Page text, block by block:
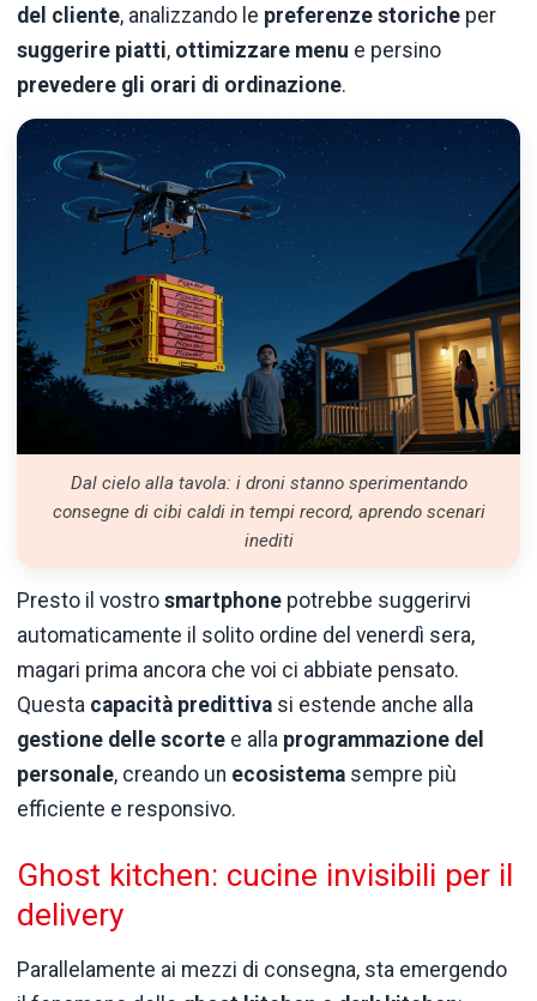
del cliente, analizzando le preferenze storiche per
suggerire piatti, ottimizzare menu e persino
prevedere gli orari di ordinazione.
Dal cielo alla tavola: i droni stanno sperimentando
consegne di cibi caldi in tempi record, aprendo scenari
inediti
Presto il vostro smartphone potrebbe suggerirvi
automaticamente il solito ordine del venerdì sera,
magari prima ancora che voi ci abbiate pensato.
Questa capacità predittiva si estende anche alla
gestione delle scorte e alla programmazione del
personale, creando un ecosistema sempre più
efficiente e responsivo.
Ghost kitchen: cucine invisibili per il
delivery
Parallelamente ai mezzi di consegna, sta emergendo